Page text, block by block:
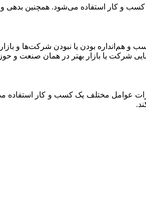
و کار استفاده می‌شود. همچنین بدهی
و هم‌انداره بودن یا نبودن شرکت‌ها و
شرکت یا بازار بهتر در همان صنعت و
عوامل مختلف یک کسب و کار استفاده